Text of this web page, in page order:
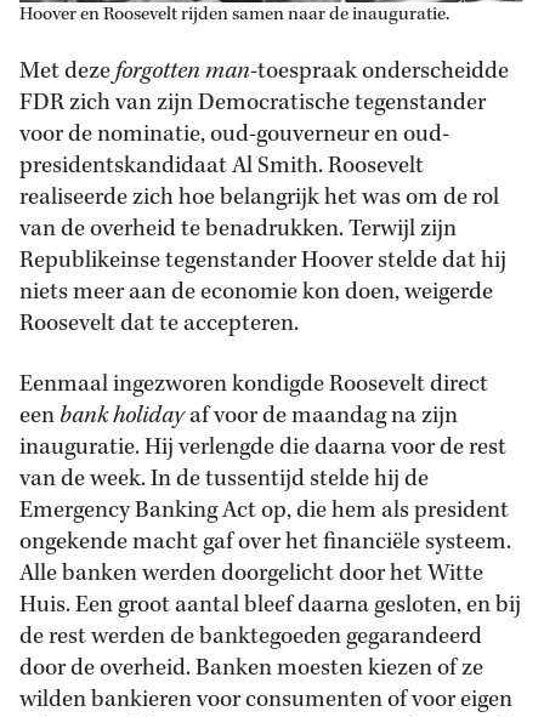
Hoover en Roosevelt rijden samen naar de inauguratie.
Met dezeforgotten man-toespraak onderscheidde
FDR zich van zijn Democratische tegenstander
voor de nominatie, oud-gouverneur en oud-
presidentskandidaat Al Smith. Roosevelt
realiseerde zich hoe belangrijk het was om de rol
van de overheid te benadrukken. Terwijl zijn
Republikeinse tegenstander Hoover stelde dat hij
niets meer aan de economie kon doen, weigerde
Roosevelt dat te accepteren.
Eenmaal ingezworen kondigde Roosevelt direct
eenbank holidayaf voor de maandag na zijn
inauguratie. Hij verlengde die daarna voor de rest
van de week. In de tussentijd stelde hij de
Emergency Banking Act op, die hem als president
ongekende macht gaf over het financiële systeem.
Alle banken werden doorgelicht door het Witte
Huis. Een groot aantal bleef daarna gesloten, en bij
de rest werden de banktegoeden gegarandeerd
door de overheid. Banken moesten kiezen of ze
wilden bankieren voor consumenten of voor eigen